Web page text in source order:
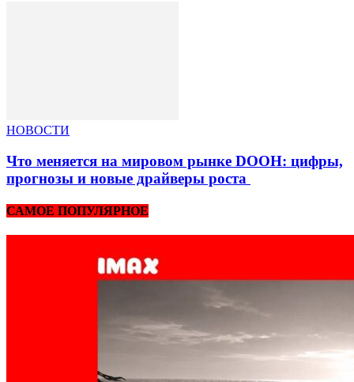
НОВОСТИ
Что меняется на мировом рынке DOOH: цифры,
прогнозы и новые драйверы роста
САМОЕ ПОПУЛЯРНОЕ